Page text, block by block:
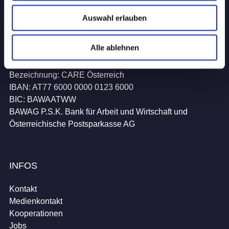
Auswahl erlauben
Alle ablehnen
UNTERSTÜTZEN
Jetzt spenden
CARE-Spendenkonto
Bezeichnung: CARE Österreich
IBAN: AT77 6000 0000 0123 6000
BIC: BAWAATWW
BAWAG P.S.K. Bank für Arbeit und Wirtschaft und
Österreichische Postsparkasse AG
INFOS
Kontakt
Medienkontakt
Kooperationen
Jobs